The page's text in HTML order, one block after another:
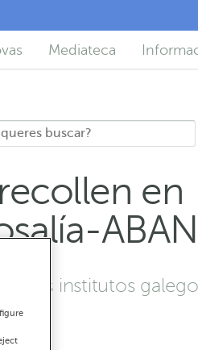
Mediateca
en
seis institutos